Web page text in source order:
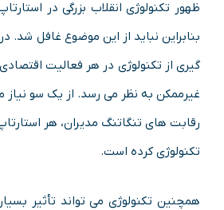
ظهور تکنولوژی انقلاب بزرگی در
بنابراین نباید از این موضوع غافل شد.
گیری از تکنولوژی در هر فعالیت
غیرممکن به نظر می رسد. از یک سو نیاز
رقابت های تنگاتنگ مدیران، هر استارتاپ
تکنولوژی کرده است.
همچنین تکنولوژی می تواند تأثیر